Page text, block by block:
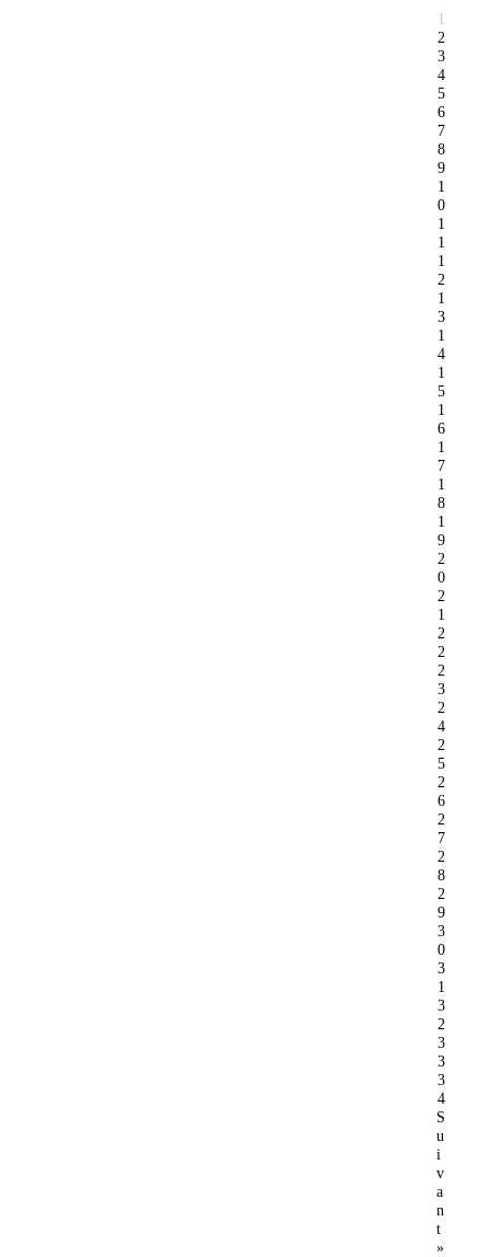
1
2
3
4
5
6
7
8
9
1
0
1
1
1
2
1
3
1
4
1
5
1
6
1
7
1
8
1
9
2
0
2
1
2
2
2
3
2
4
2
5
2
6
2
7
2
8
2
9
3
0
3
1
3
2
3
3
3
4
S
u
i
v
a
n
t
»